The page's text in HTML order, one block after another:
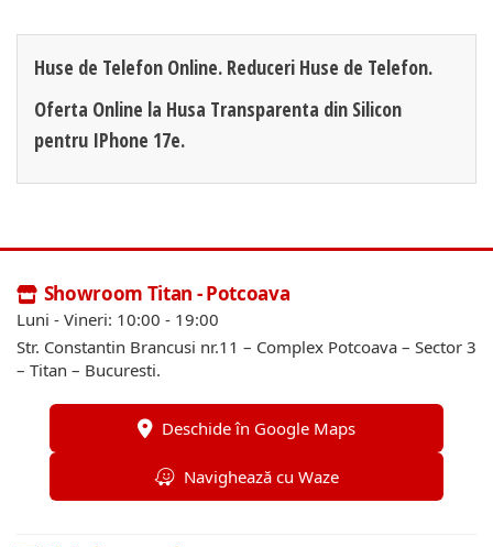
Huse de Telefon Online. Reduceri Huse de Telefon.
Oferta Online la Husa Transparenta din Silicon
pentru IPhone 17e.
Showroom Titan - Potcoava
Luni - Vineri: 10:00 - 19:00
Str. Constantin Brancusi nr.11 – Complex Potcoava – Sector 3
– Titan – Bucuresti.
Deschide în Google Maps
Navighează cu Waze